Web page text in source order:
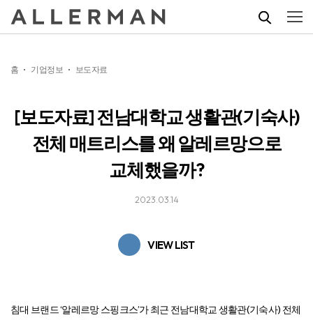
홈 기업정보 보도자료
[보도자료] 전남대학교 생활관(기숙사)
전체 매트리스를 왜 알레르망으로
교체했을까?
2023.03.14
VIEW LIST
침대 브랜드 ‘알레르망 스핑크스’가 최근 전남대학교 생활관(기숙사) 전체